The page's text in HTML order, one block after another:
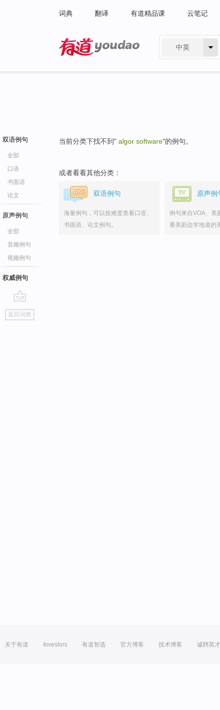
词典 翻译 有道精品课 云笔记
中英
双语例句
全部
口语
书面语
论文
原声例句
全部
音频例句
视频例句
权威例句
go
top
返回词典
当前分类下找不到" algor software"的例句。
或者看看其他分类：
双语例句
海量例句，可以按难度查看口语、
书面语、论文例句。
原声例
例句来自VOA、美
看美剧边学地道的
关于有道 Investors 有道智选 官方博客 技术博客 诚聘英才